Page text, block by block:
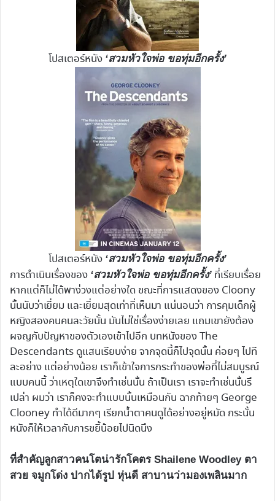
โปสเตอร์หนัง ‘สวมหัวใจพ่อ ขอทุ่มอีกครั้ง’
โปสเตอร์หนัง ‘สวมหัวใจพ่อ ขอทุ่มอีกครั้ง’
การดำเนินเรื่องของ ‘สวมหัวใจพ่อ ขอทุ่มอีกครั้ง’ ที่เรียบเรื่อย
หากแต่ก็ไม่ได้พาง่วงแต่อย่างใด ขณะที่การแสดงของ Cloony
นั้นนับว่าเยี่ยม และเยี่ยมสุดเท่าที่เห็นมา แน่นอนว่า การคุมเด็กผู้
หญิงสองคนคนละวัยนั้น มันไม่ใช่เรื่องง่ายเลย แถมเขายังต้อง
ผจญกับปัญหาของตัวเองเข้าไปอีก บทหนังของ The
Descendants ดูแสนเรียบง่าย จากจุดนี้ก็ไปจุดนั้น ค่อยๆ ไปที
ละอย่าง แต่อย่างน้อย เราก็เข้าใจการกระทำของพ่อที่ไม่สมบูรณ์
แบบคนนี้ ว่าเหตุใดเขาจึงทำเช่นนั้น ถ้าเป็นเรา เราจะทำเช่นนั้นรึ
เปล่า ผมว่า เราก็คงจะทำแบบนั้นเหมือนกัน ฉากท้ายๆ George
Clooney ทำได้ดีมากๆ เรียกน้ำตาคนดูได้อย่างอยู่หมัด กระนั้น
หนังก็ให้เวลากับการขยี้น้อยไปนิดนึง
ที่สำคัญลูกสาวคนโตน่ารักโคตร Shailene Woodley ตา
สวย จมูกโด่ง ปากได้รูป หุ่นดี สาบานว่ามองเพลินมาก